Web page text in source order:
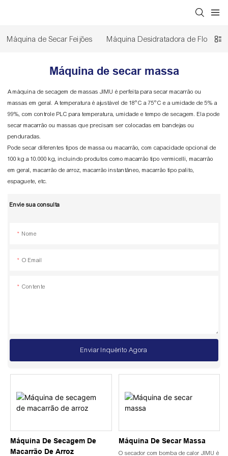
Máquina de Secar Feijões Máquina Desidratadora de Flores
Máquina de secar massa
A máquina de secagem de massas JIMU é perfeita para secar macarrão ou
massas em geral. A temperatura é ajustável de 18°C ​​a 75°C e a umidade de 5% a
99%, com controle PLC para temperatura, umidade e tempo de secagem. Ela pode
secar macarrão ou massas que precisam ser colocadas em bandejas ou
penduradas.
Pode secar diferentes tipos de massa ou macarrão, com capacidade opcional de
100 kg a 10.000 kg, incluindo produtos como macarrão tipo vermicelli, macarrão
em geral, macarrão de arroz, macarrão instantâneo, macarrão tipo palito,
espaguete, etc.
Envie sua consulta
Nome
O Email
Contente
Enviar Inquérito Agora
Máquina De Secagem De
Macarrão De Arroz
Máquina De Secar Massa
O secador com bomba de calor JIMU é